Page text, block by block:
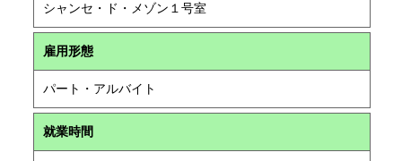
シャンセ・ド・メゾン１号室
雇用形態
パート・アルバイト
就業時間